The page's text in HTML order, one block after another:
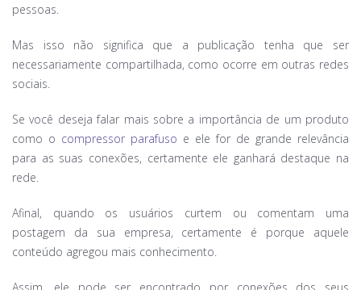
pessoas.
Mas isso não significa que a publicação tenha que ser
necessariamente compartilhada, como ocorre em outras redes
sociais.
Se você deseja falar mais sobre a importância de um produto
como o compressor parafuso e ele for de grande relevância
para as suas conexões, certamente ele ganhará destaque na
rede.
Afinal, quando os usuários curtem ou comentam uma
postagem da sua empresa, certamente é porque aquele
conteúdo agregou mais conhecimento.
Assim, ele pode ser encontrado por conexões dos seus